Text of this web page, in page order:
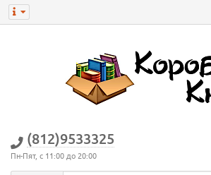
(812)9533325
Пн-Пят, с 11:00 до 20:00